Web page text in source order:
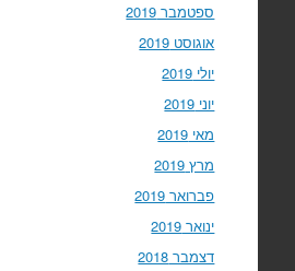
ספטמבר 2019
אוגוסט 2019
יולי 2019
יוני 2019
מאי 2019
מרץ 2019
פברואר 2019
ינואר 2019
דצמבר 2018